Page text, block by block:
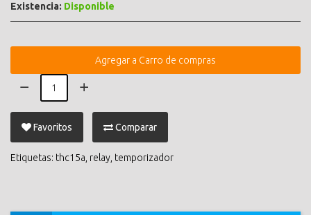
Existencia: Disponible
Agregar a Carro de compras
Favoritos Comparar
Etiquetas: thc15a relay temporizador